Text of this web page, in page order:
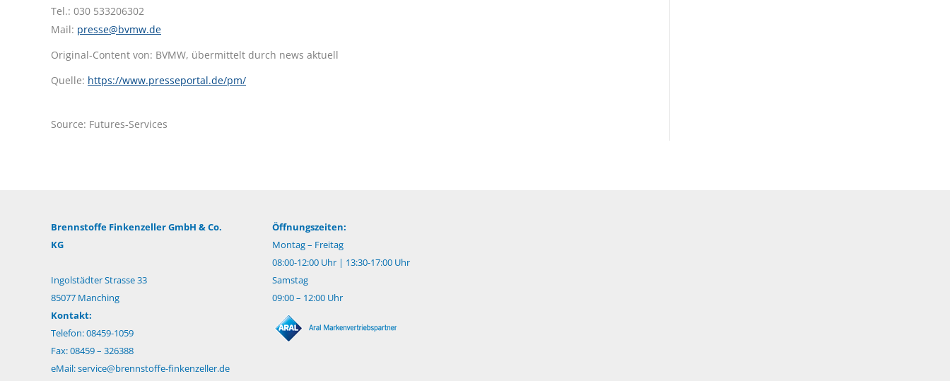
Tel.: 030 533206302
Mail: presse@bvmw.de
Original-Content von: BVMW, übermittelt durch news aktuell
Quelle: https://www.presseportal.de/pm/
Source: Futures-Services
Brennstoffe Finkenzeller GmbH & Co.
KG
Ingolstädter Strasse 33
85077 Manching
Kontakt:
Telefon: 08459-1059
Fax: 08459 – 326388
eMail:service@brennstoffe-finkenzeller.de
Öffnungszeiten:
Montag – Freitag
08:00-12:00 Uhr | 13:30-17:00 Uhr
Samstag
09:00 – 12:00 Uhr